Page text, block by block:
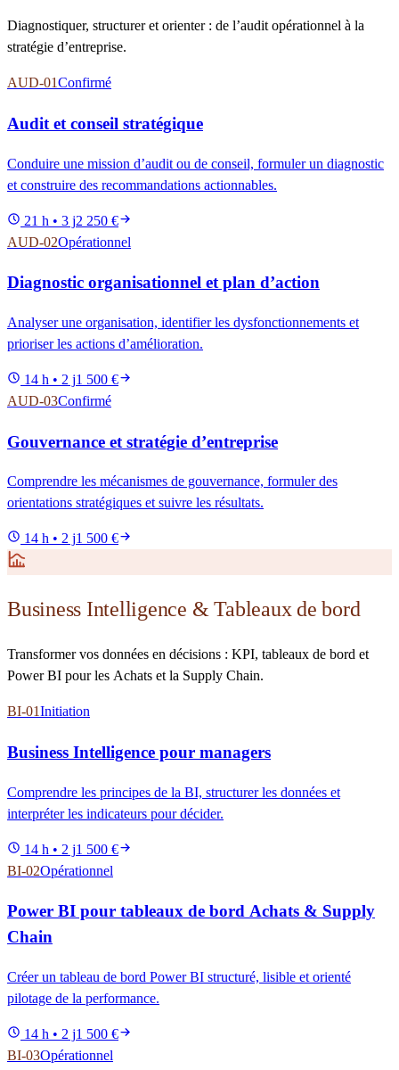
Diagnostiquer, structurer et orienter : de l’audit opérationnel à la
stratégie d’entreprise.
AUD-01Confirmé
Audit et conseil stratégique
Conduire une mission d’audit ou de conseil, formuler un diagnostic
et construire des recommandations actionnables.
21 h • 3 j2 250 €
AUD-02Opérationnel
Diagnostic organisationnel et plan d’action
Analyser une organisation, identifier les dysfonctionnements et
prioriser les actions d’amélioration.
14 h • 2 j1 500 €
AUD-03Confirmé
Gouvernance et stratégie d’entreprise
Comprendre les mécanismes de gouvernance, formuler des
orientations stratégiques et suivre les résultats.
14 h • 2 j1 500 €
Business Intelligence & Tableaux de bord
Transformer vos données en décisions : KPI, tableaux de bord et
Power BI pour les Achats et la Supply Chain.
BI-01Initiation
Business Intelligence pour managers
Comprendre les principes de la BI, structurer les données et
interpréter les indicateurs pour décider.
14 h • 2 j1 500 €
BI-02Opérationnel
Power BI pour tableaux de bord Achats & Supply
Chain
Créer un tableau de bord Power BI structuré, lisible et orienté
pilotage de la performance.
14 h • 2 j1 500 €
BI-03Opérationnel